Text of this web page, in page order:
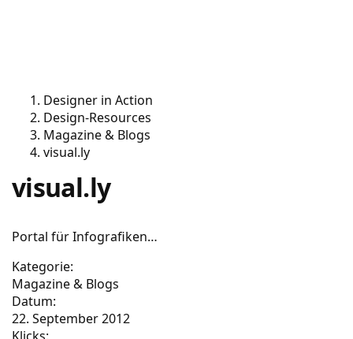
Designer in Action
Design-Resources
Magazine & Blogs
visual.ly
visual.ly
Portal für Infografiken…
Kategorie:
Magazine & Blogs
Datum:
22. September 2012